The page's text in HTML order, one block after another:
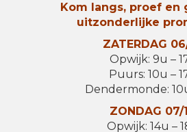
Kom langs, proef en
uitzonderlijke
ZATERDAG
Opwijk: 9u –
Puurs: 10u –
Dendermonde:
ZONDAG 07/
Opwijk: 14u –